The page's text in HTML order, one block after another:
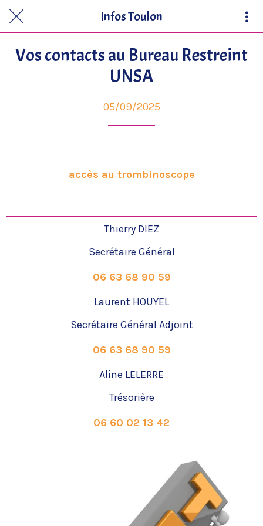
Infos Toulon
Vos contacts au Bureau Restreint
UNSA
05/09/2025
accès au trombinoscope
Thierry DIEZ
Secrétaire Général
06 63 68 90 59
Laurent HOUYEL
Secrétaire Général Adjoint
06 63 68 90 59
Aline LELERRE
Trésorière
06 60 02 13 42